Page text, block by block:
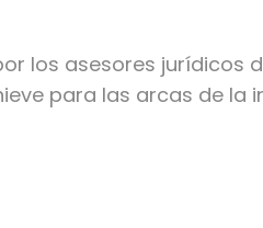
los asesores jurídicos
para las arcas de la